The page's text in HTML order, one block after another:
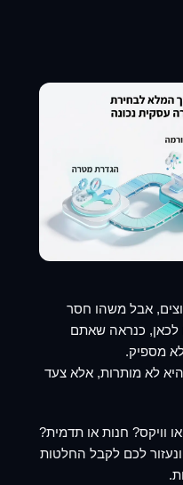
אבל משהו חסר
לכאן, כנראה שאתם
מספיק.
היא לא מותרות, אלא צעד
וויקס? חנות או תדמית?
לכם לקבל החלטות